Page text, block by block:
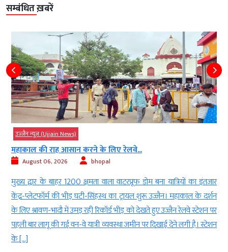
सम्बंधित ख़बरें
उज्‍जैन न्यूज़ (Ujjain News)
महाकाल की राह आसान करने के लिए रेलवे...
August 06, 2026 bhopal
मुख्य द्वार के बाहर 1200 क्षमता वाला वाटरप्रूफ डोम बना यात्रियों का इंतजार
केंद्र-प्लेटफॉर्म की भीड़ घटी-सिंहस्थ का ट्रायल शुरू उज्जैन। महाकाल के दर्शन
के लिए श्रावण-भादौ में उमड़ रही रिकॉर्ड भीड़ को देखते हुए उज्जैन रेलवे स्टेशन पर
पहली बार लागू की गई वन-वे यात्री व्यवस्था जमीन पर दिखाई देने लगी है। स्टेशन
के […]